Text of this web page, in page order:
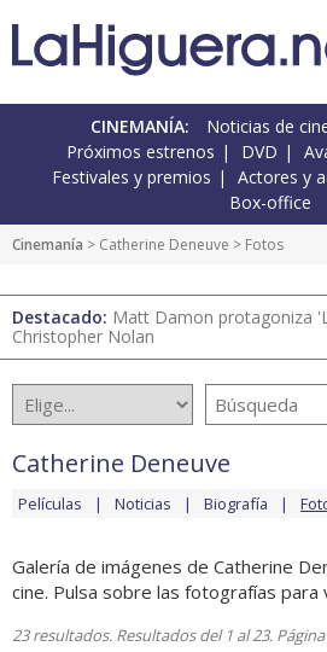
CINEMANÍA: Noticias de
Próximos estrenos
DVD
Festivales y premios
Actores y
Box-office
Cinemanía > Catherine Deneuve > Fotos
Destacado: Matt Damon protagoniza
Christopher Nolan
Catherine Deneuve
Películas Noticias Biografía
Galería de imágenes de Catherine
cine. Pulsa sobre las fotografías para
23 resultados. Resultados del 1 al 23.